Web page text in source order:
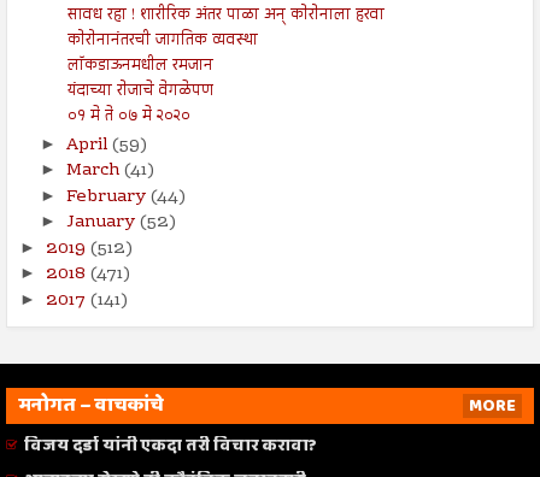
सावध रहा ! शारीरिक अंतर पाळा अन् कोरोनाला हरवा
कोरोनानंतरची जागतिक व्यवस्था
लॉकडाऊनमधील रमजान
यंदाच्या रोजाचे वेगळेपण
०१ मे ते ०७ मे २०२०
► April(59)
► March(41)
► February(44)
► January(52)
► 2019 (512)
► 2018 (471)
► 2017 (141)
मनोगत – वाचकांचे
MORE
विजय दर्डा यांनी एकदा तरी विचार करावा?